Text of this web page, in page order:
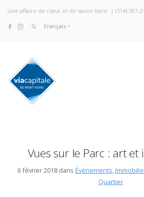
Une affaire de cœur et de savoir-faire. | (514) 597-
Français
Vues sur le Parc : art
6 février 2018 dans Événements,
Quartier